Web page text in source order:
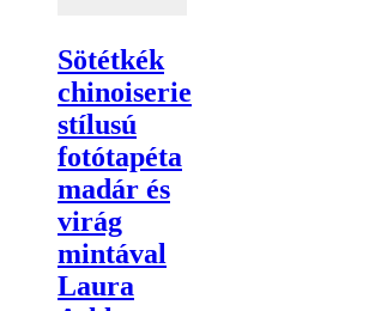
Sötétkék
chinoiserie
stílusú
fotótapéta
madár és
virág
mintával
Laura